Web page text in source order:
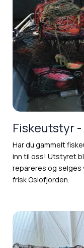
Fiskeutstyr
Har du gammelt
inn til oss! Utstyret
repareres og
frisk Oslofjorden.